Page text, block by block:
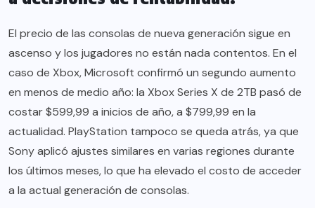
El precio de las consolas de nueva generación sigue en
ascenso y los jugadores no están nada contentos. En el
caso de Xbox, Microsoft confirmó un segundo aumento
en menos de medio año: la Xbox Series X de 2TB pasó de
costar $599,99 a inicios de año, a $799,99 en la
actualidad. PlayStation tampoco se queda atrás, ya que
Sony aplicó ajustes similares en varias regiones durante
los últimos meses, lo que ha elevado el costo de acceder
a la actual generación de consolas.